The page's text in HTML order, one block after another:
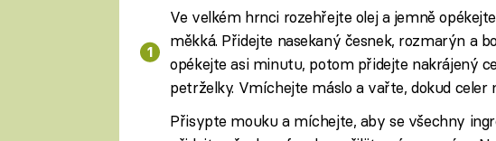
Ve velkém hrnci rozehřejte olej a jemně
měkká. Přidejte nasekaný česnek, rozmarýn a
opékejte asi minutu, potom přidejte nakrájený
petrželky. Vmíchejte máslo a vařte, dokud celer
Přisypte mouku a míchejte, aby se všechny